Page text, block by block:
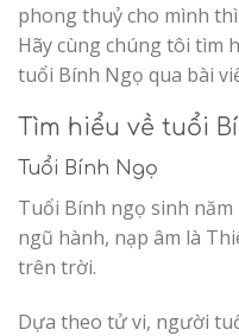
phong thuỷ cho mình
Hãy cùng chúng tôi tìm
tuổi Bính Ngọ qua bài
Tìm hiểu về tuổi
Tuổi Bính Ngọ
Tuổi Bính ngọ sinh
ngũ hành, nạp âm là
trên trời.
Dựa theo tử vi, người